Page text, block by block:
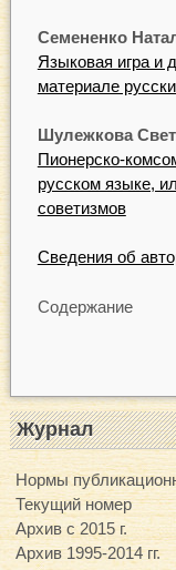
Семененко
Языковая игра и
материале
Шулежкова
Пионерско-
русском языке,
советизмов
Сведения об
Содержание
Журнал
Нормы
Текущий номер
Архив с 2015 г.
Архив 1995-2014 гг.